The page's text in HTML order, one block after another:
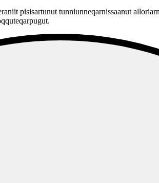
pisisartunut tunniunneqarnissaanut